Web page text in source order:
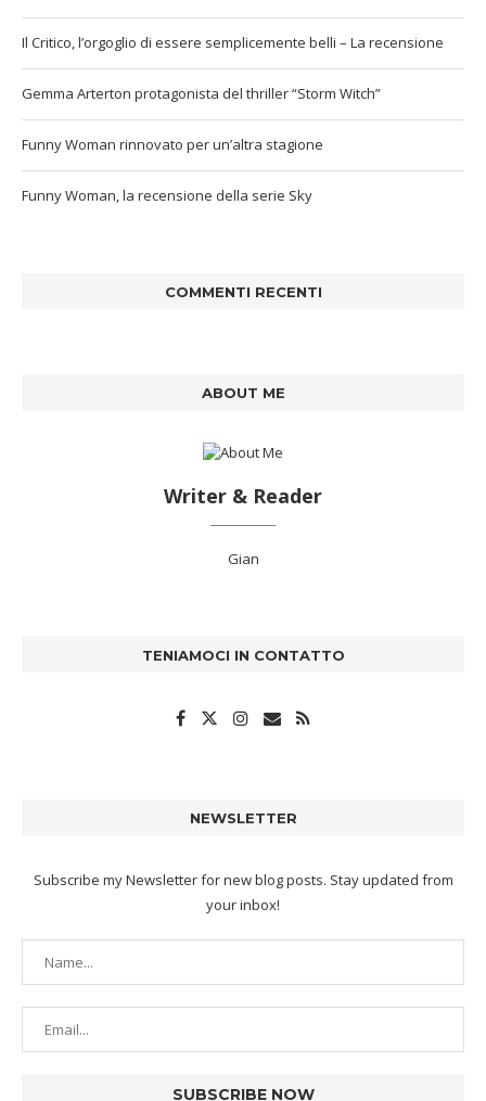
Il Critico, l’orgoglio di essere semplicemente belli – La recensione
Gemma Arterton protagonista del thriller “Storm Witch”
Funny Woman rinnovato per un’altra stagione
Funny Woman, la recensione della serie Sky
COMMENTI RECENTI
ABOUT ME
Writer & Reader
Gian
TENIAMOCI IN CONTATTO
NEWSLETTER
Subscribe my Newsletter for new blog posts. Stay updated from
your inbox!